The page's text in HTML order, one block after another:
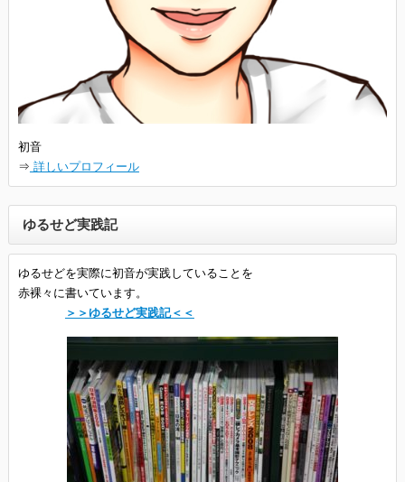
初音
⇒ 詳しいプロフィール
ゆるせど実践記
ゆるせどを実際に初音が実践していることを
赤裸々に書いています。
＞＞ゆるせど実践記＜＜